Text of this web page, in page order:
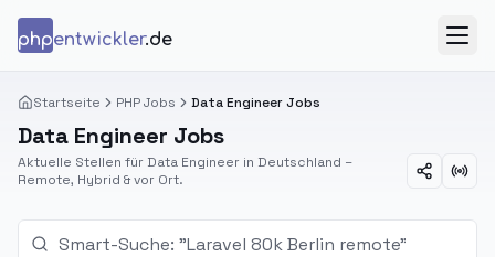
phpentwickler.de
Startseite PHP Jobs Data Engineer Jobs
Data Engineer Jobs
Aktuelle Stellen für Data Engineer in Deutschland –
Remote, Hybrid & vor Ort.